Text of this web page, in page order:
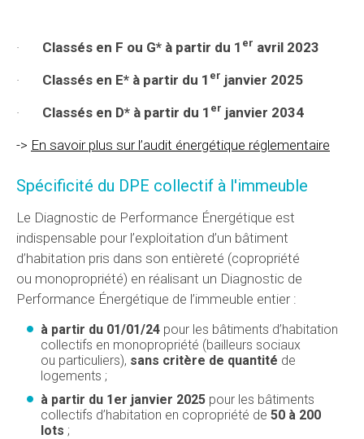
· Classés en F ou G* à partir du 1 er avril 2023
· Classés en E* à partir du 1 er janvier 2025
· Classés en D* à partir du 1 er janvier 2034
-> En savoir plus sur l’audit énergétique réglementaire
Spécificité du DPE collectif à l'immeuble
Le Diagnostic de Performance Énergétique est
indispensable pour l’exploitation d’un bâtiment
d’habitation pris dans son entièreté (copropriété
ou monopropriété) en réalisant un Diagnostic de
Performance Énergétique de l’immeuble entier :
à partir du 01/01/24 pour les bâtiments d’habitation
collectifs en monopropriété (bailleurs sociaux
ou particuliers), sans critère de quantité de
logements ;
à partir du 1er janvier 2025 pour les bâtiments
collectifs d’habitation en copropriété de 50 à 200
lots ;